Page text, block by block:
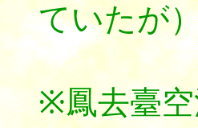
ていたが
※鳳去臺空